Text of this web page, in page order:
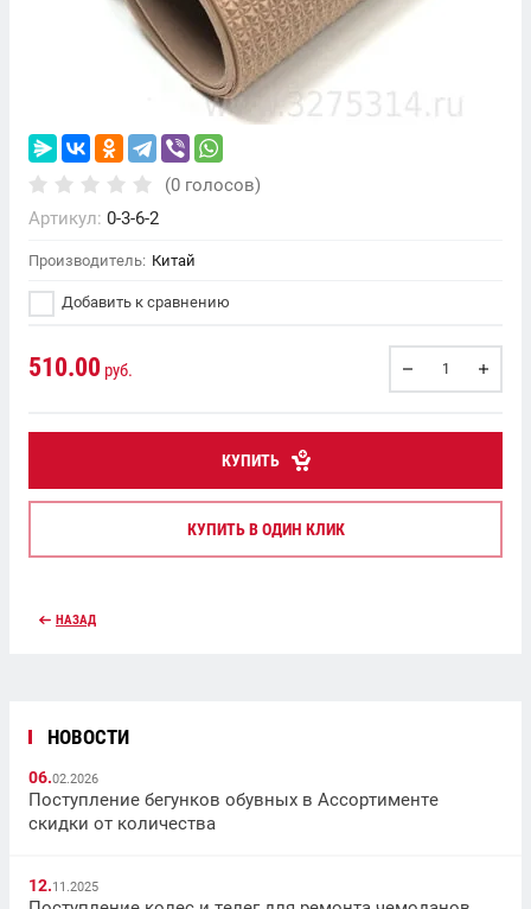
(0 голосов)
Артикул: 0-3-6-2
Производитель: Китай
Добавить к сравнению
510.00 руб.
КУПИТЬ
КУПИТЬ В ОДИН КЛИК
НАЗАД
НОВОСТИ
06.02.2026
Поступление бегунков обувных в Ассортименте
скидки от количества
12.11.2025